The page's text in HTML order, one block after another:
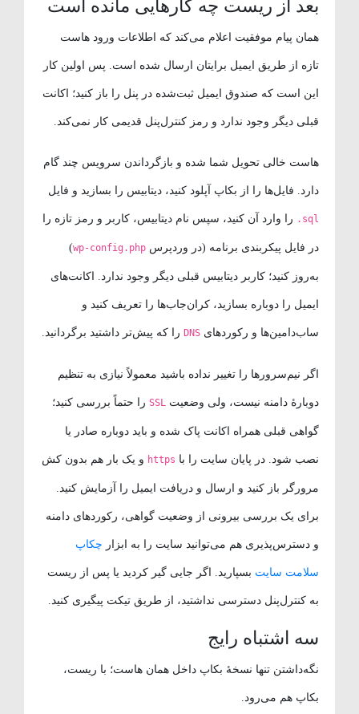
بعد از ریست چه کارهایی مانده است
همان پیام موفقیت اعلام می‌کند که اطلاعات ورود هاست
تازه از طریق ایمیل برایتان ارسال شده است. پس اولین کار
این است که صندوق ایمیل ثبت‌شده در پنل را باز کنید؛ اکانت
قبلی دیگر وجود ندارد و رمز کنترل‌پنل قدیمی کار نمی‌کند.
هاست خالی تحویل شما شده و بازگرداندن سرویس چند گام
دارد. فایل‌ها را از بکاپ آپلود کنید، دیتابیس را بسازید و فایل
.sqlرا وارد آن کنید، سپس نام دیتابیس، کاربر و رمز تازه را
در فایل پیکربندی برنامه (در وردپرسwp-config.php
)
به‌روز کنید؛ کاربر دیتابیس قبلی دیگر وجود ندارد. اکانت‌های
ایمیل را دوباره بسازید، کران‌جاب‌ها را تعریف کنید و
ساب‌دامین‌ها و رکوردهایDNSرا که پیش‌تر داشتید برگردانید.
اگر نیم‌سرورها را تغییر نداده باشید معمولاً نیازی به تنظیم
دوبارهٔ دامنه نیست، ولی وضعیتSSLرا حتماً بررسی کنید؛
گواهی قبلی همراه اکانت پاک شده و باید دوباره صادر یا
نصب شود. در پایان سایت را با httpsو یک بار هم بدون کش
مرورگر باز کنید و ارسال و دریافت ایمیل را آزمایش کنید.
برای یک بررسی بیرونی از وضعیت گواهی، رکوردهای دامنه
و دسترس‌پذیری هم می‌توانید سایت را به ابزار چکاپ
سلامت سایتبسپارید. اگر جایی گیر کردید یا پس از ریست
به کنترل‌پنل دسترسی نداشتید، از طریق تیکت پیگیری کنید.
سه اشتباه رایج
نگه‌داشتن تنها نسخهٔ بکاپ داخل همان هاست؛ با ریست،
بکاپ هم می‌رود.